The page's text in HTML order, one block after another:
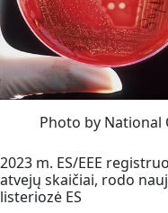
Photo by National
2023 m. ES/EEE
atvejų skaičiai, rodo
listeriozė ES